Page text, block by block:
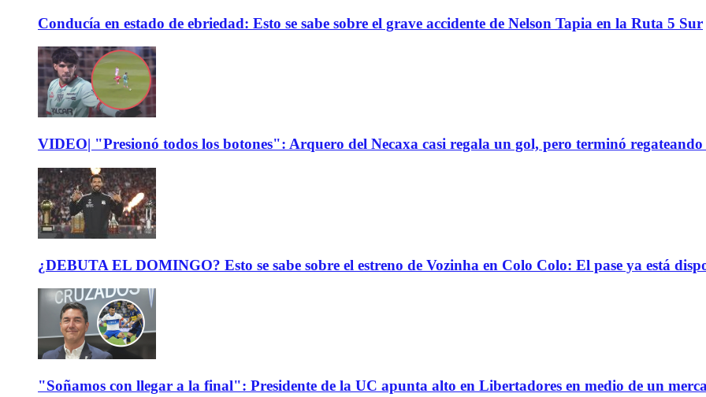
Conducía en estado de ebriedad: Esto se sabe sobre el grave accidente de Nelson Tapia en la Ruta 5 Sur
VIDEO| "Presionó todos los botones": Arquero del Necaxa casi regala un gol, pero terminó
¿DEBUTA EL DOMINGO? Esto se sabe sobre el estreno de Vozinha en Colo Colo: El pase ya está
"Soñamos con llegar a la final": Presidente de la UC apunta alto en Libertadores en medio de un